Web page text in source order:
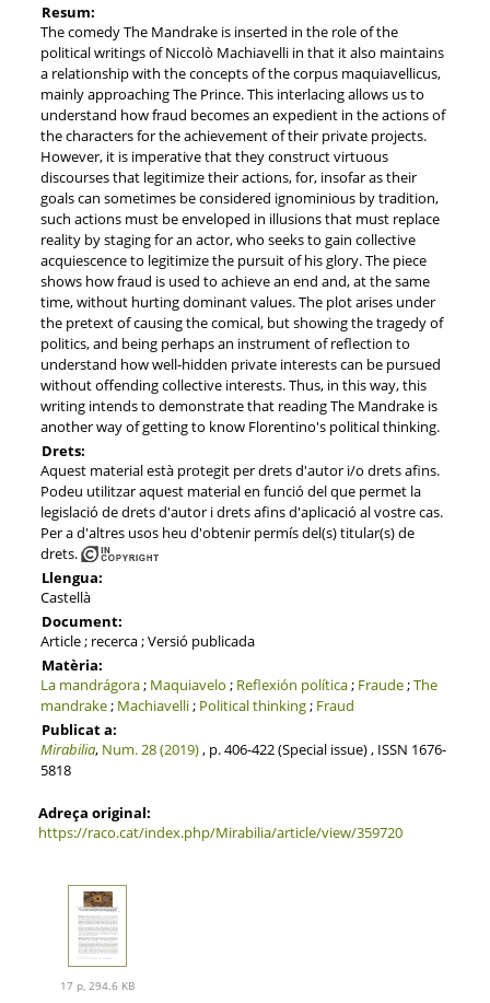
Resum:
The comedy The Mandrake is inserted in the role of the
political writings of Niccolò Machiavelli in that it also maintains
a relationship with the concepts of the corpus maquiavellicus,
mainly approaching The Prince. This interlacing allows us to
understand how fraud becomes an expedient in the actions of
the characters for the achievement of their private projects.
However, it is imperative that they construct virtuous
discourses that legitimize their actions, for, insofar as their
goals can sometimes be considered ignominious by tradition,
such actions must be enveloped in illusions that must replace
reality by staging for an actor, who seeks to gain collective
acquiescence to legitimize the pursuit of his glory. The piece
shows how fraud is used to achieve an end and, at the same
time, without hurting dominant values. The plot arises under
the pretext of causing the comical, but showing the tragedy of
politics, and being perhaps an instrument of reflection to
understand how well-hidden private interests can be pursued
without offending collective interests. Thus, in this way, this
writing intends to demonstrate that reading The Mandrake is
another way of getting to know Florentino's political thinking.
Drets:
Aquest material està protegit per drets d'autor i/o drets afins.
Podeu utilitzar aquest material en funció del que permet la
legislació de drets d'autor i drets afins d'aplicació al vostre cas.
Per a d'altres usos heu d'obtenir permís del(s) titular(s) de
drets.
Llengua:
Castellà
Document:
Article ; recerca ; Versió publicada
Matèria:
La mandrágora; Maquiavelo ; Reflexión política; Fraude;The
mandrake; Machiavelli; Political thinking; Fraud
Publicat a:
Mirabilia, Num. 28 (2019), p. 406-422 (Special issue) , ISSN 1676-
5818
Adreça original:
https://raco.cat/index.php/Mirabilia/article/view/359720
17 p, 294.6 KB